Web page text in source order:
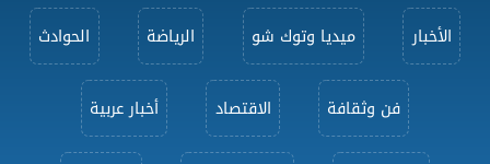
الأخبار ميديا وتوك شو الرياضة الحوادث
فن وثقافة الاقتصاد أخبار عربية